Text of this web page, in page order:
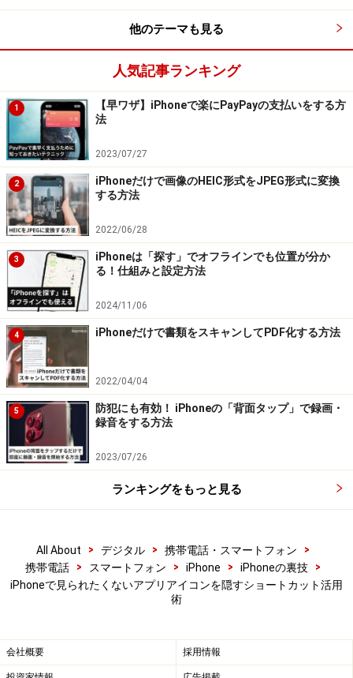
1.
まずショートカットアプリを開きます。これはAppleか
ら提供されているアプリで、iPhoneに最初からインスト
ールされているものです。
ショートカットアプリを開く
2.
アプリを起動したら、右上の「＋」アイコンをタップ。
新規ショートカット作成で「アクションを追加」をタッ
プします。
右上の「＋」アイコンをタップ。新規ショートカット作成で
「アクションを追加」をタップする
3.
「スクリプティング」を選択し、「Appを開く」をタッ
プします。
「スクリプティング」を選択し、「Appを開く」をタップ
「スクリプティング」の中にある「App」をタップ。デ
ョンによっては「App」が「選択」となっています
「スクリプティング」の中にある「App」をタップ。デザイ
ンを変更したいアプリを選択する
右上の「…」のアイコンをタップし、「ホーム画面に追
他のテーマも見る
人気記事ランキング
1
【早ワザ】iPhoneで楽にPayPayの支払いをする方
法
2023/07/27
2
iPhoneだけで画像のHEIC形式をJPEG形式に変換
する方法
2022/06/28
3
iPhoneは「探す」でオフラインでも位置が分か
る！仕組みと設定方法
2024/11/06
4 iPhoneだけで書類をスキャンしてPDF化する方法
2022/04/04
5
防犯にも有効！ iPhoneの「背面タップ」で録画・
録音をする方法
2023/07/26
ランキングをもっと見る
All About > デジタル > 携帯電話・スマートフォン
>
携帯電話
> スマートフォン > iPhone > iPhoneの裏技
>
iPhoneで見られたくないアプリアイコンを隠すショートカット活用
術
会社概要 採用情報